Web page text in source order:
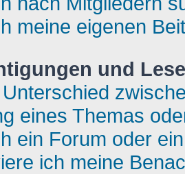
meine eigenen
und
eines Themas
ein Forum oder
ich meine